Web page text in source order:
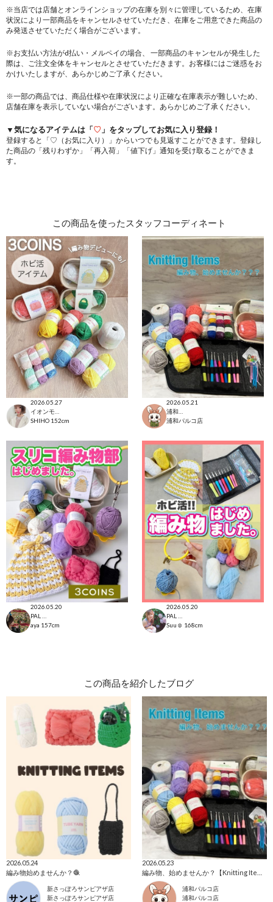
※当店では店舗とオンラインショップの在庫を別々に管理しているため、在庫
状況により一部商品をキャンセルさせていただき、在庫をご用意できた商品の
み発送させていただく場合がございます。
※お支払い方法がd払い・メルペイの場合、 一部商品のキャンセルが発生した
際は、ご注文全体をキャンセルとさせていただきます。お客様にはご迷惑をお
かけいたしますが、あらかじめご了承ください。
※一部の商品では、商品仕様や在庫状況により正確な在庫表示が難しいため、
店舗在庫を表示していない場合がございます。あらかじめご了承ください。
▼気になるアイテムは「♡ 」をタップしてお気に入り登録！
登録すると「♡（お気に入り）」からいつでも見返すことができます。登録し
た商品の「残りわずか」「再入荷」「値下げ」通知を受け取ることができま
す。
この商品を使ったスタッフコーディネート
2026.05.27
SHIHO 152cm
2026.05.21
浦和パルコ店
2026.05.20
aya 157cm
2026.05.20
Suu☺︎ 168cm
この商品を紹介したブログ
2026.05.24
編み物始めませんか？🧶
新さっぽろサンピアザ店
新さっぽろサンピアザ店
2026.05.23
浦和パルコ店
浦和パルコ店